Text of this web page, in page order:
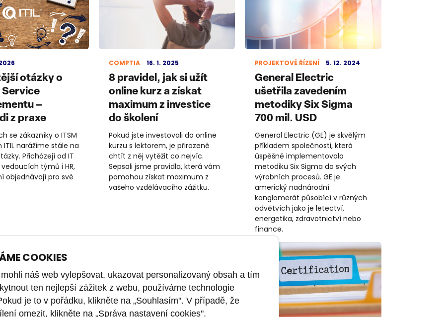
otázky o
Service
–
z praxe
se zákazníky o ITSM
ITIL narážíme stále na
Přicházejí od IT
týmů i HR,
objednávají pro své
COMPTIA 16. 1. 2025
8 pravidel, jak si užít
online kurz a získat
maximum z investice
do školení
Pokud jste investovali do online
kurzu s lektorem, je přirozené
chtít z něj vytěžit co nejvíc.
Sepsali jsme pravidla, která vám
pomohou získat maximum z
vašeho vzdělávacího zážitku.
PROJEKTOVÉ ŘÍZENÍ 5. 12. 2024
General Electric
ušetřila zavedením
metodiky Six Sigma
700 mil. USD
General Electric (GE) je skvělým
příkladem společnosti, která
úspěšně implementovala
metodiku Six Sigma do svých
výrobních procesů. GE je
americký nadnárodní
konglomerát působící v různých
odvětvích jako je letectví,
energetika, zdravotnictví nebo
finance.
COOKIES
náš web vylepšovat, ukazovat personalizovaný obsah a tím
ten nejlepší zážitek z webu, používáme technologie
je to v pořádku, klikněte na „Souhlasím". V případě, že
omezit, klikněte na „Správa nastavení cookies".